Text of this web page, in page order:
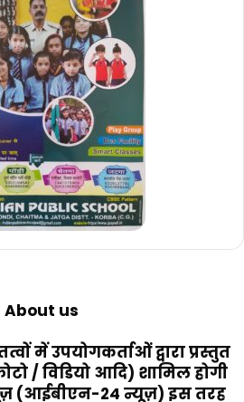
About us
में उपयोगकर्ताओं द्वारा प्रस्तुत
/ विडियो आदि) शामिल होगी
(आईबीएन-24 न्यूज़) इस तरह